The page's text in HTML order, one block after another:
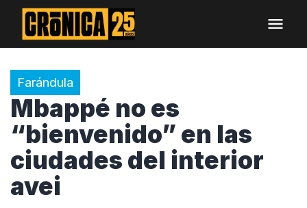
Farándula
Mbappé no es
“bienvenido” en las
ciudades del interior
avei